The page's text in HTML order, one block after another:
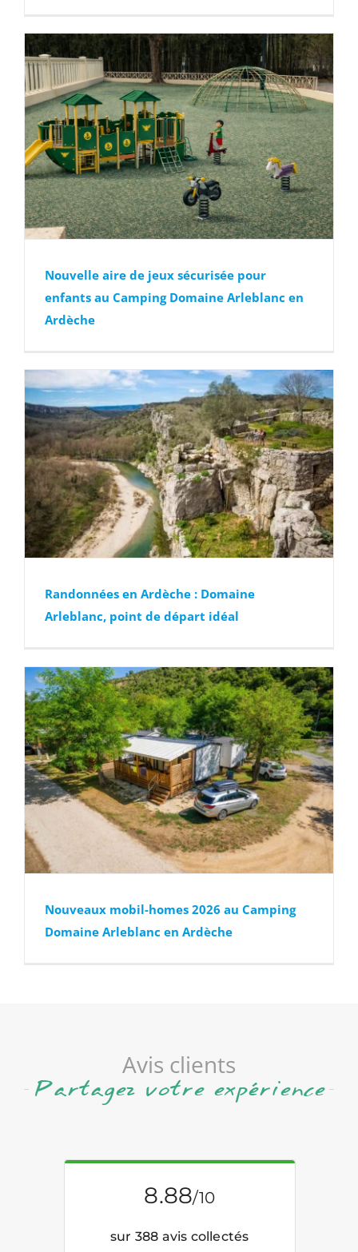
Nouvelle aire de jeux sécurisée pour
enfants au Camping Domaine Arleblanc en
Ardèche
Randonnées en Ardèche : Domaine
Arleblanc, point de départ idéal
Nouveaux mobil-homes 2026 au Camping
Domaine Arleblanc en Ardèche
Avis clients
Partagez votre expérience